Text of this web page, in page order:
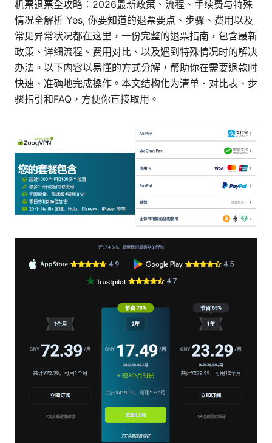
机票退票全攻略：2026最新政策、流程、手续费与特殊
情况全解析 Yes, 你要知道的退票要点、步骤、费用以及
常见异常状况都在这里，一份完整的退票指南，包含最新
政策、详细流程、费用对比、以及遇到特殊情况时的解决
办法。以下内容以易懂的方式分解，帮助你在需要退款时
快速、准确地完成操作。本文结构化为清单、对比表、步
骤指引和FAQ，方便你直接取用。